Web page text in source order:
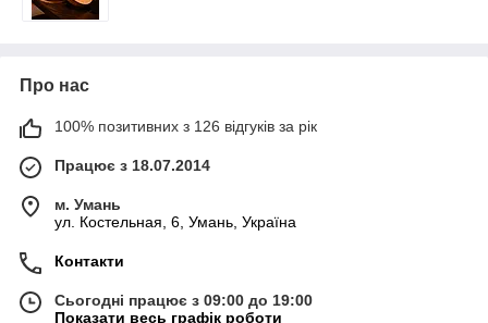
Про нас
100% позитивних з 126 відгуків за рік
Працює з 18.07.2014
м. Умань
ул. Костельная, 6, Умань, Україна
Контакти
Сьогодні працює з 09:00 до 19:00
Показати весь графік роботи